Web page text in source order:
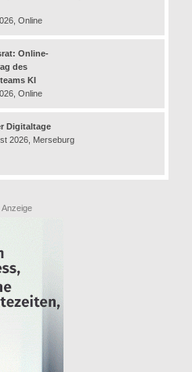
Online
Online-
des
KI
Online
Digitaltage
2026, Merseburg
Anzeige